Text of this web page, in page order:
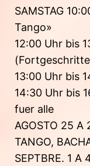
SAMSTAG
Tango»
12:00 Uhr bis
13:00 Uhr bis
14:30 Uhr bis
fuer alle
AGOSTO 25 A
TANGO,
SEPTBRE. 1 A